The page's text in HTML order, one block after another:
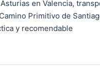
en Valencia,
Primitivo de
y recomendable